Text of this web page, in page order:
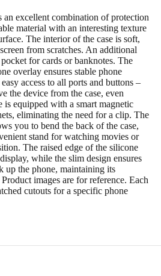
an excellent combination of protection
material with an interesting texture
The interior of the case is soft,
from scratches. An additional
for cards or banknotes. The
overlay ensures stable phone
access to all ports and buttons –
the device from the case, even
is equipped with a smart magnetic
eliminating the need for a clip. The
you to bend the back of the case,
stand for watching movies or
The raised edge of the silicone
while the slim design ensures
up the phone, maintaining its
images are for reference. Each
cutouts for a specific phone